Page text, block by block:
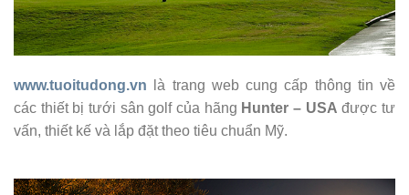
www.tuoitudong.vn là trang web cung cấp thông tin về
các thiết bị tưới sân golf của hãng Hunter – USA được tư
vấn, thiết kế và lắp đặt theo tiêu chuẩn Mỹ.